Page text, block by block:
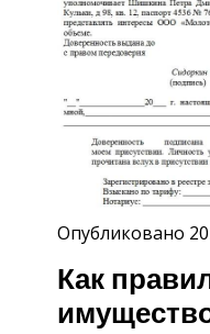
Опубликовано
Как